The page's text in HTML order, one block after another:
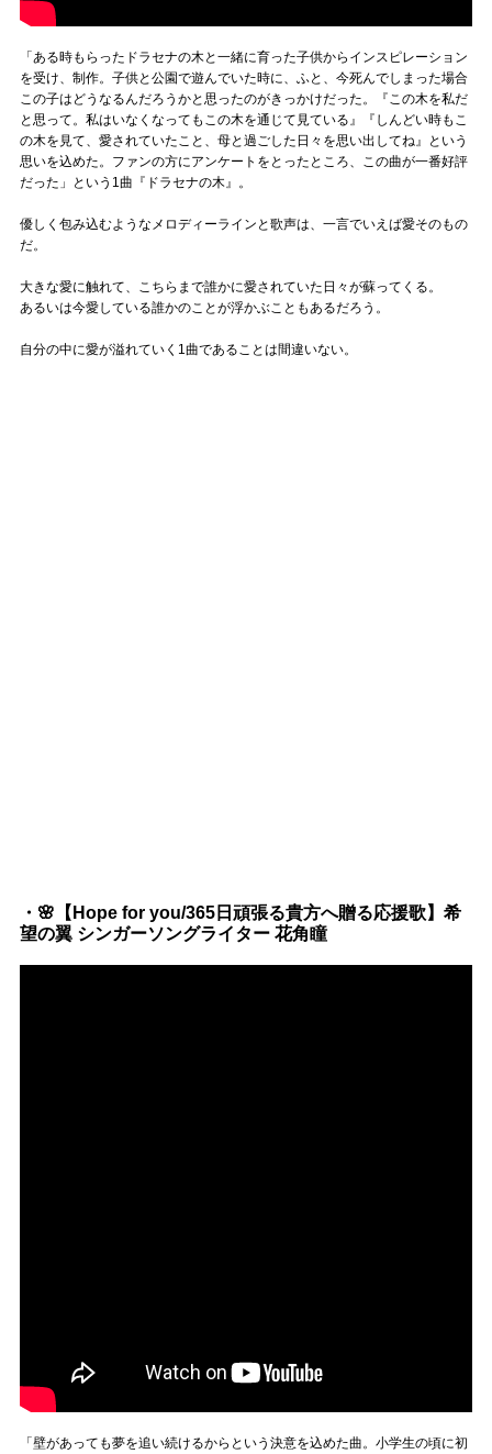
「ある時もらったドラセナの木と一緒に育った子供からインスピレーション
を受け、制作。子供と公園で遊んでいた時に、ふと、今死んでしまった場合
この子はどうなるんだろうかと思ったのがきっかけだった。『この木を私だ
と思って。私はいなくなってもこの木を通じて見ている』『しんどい時もこ
の木を見て、愛されていたこと、母と過ごした日々を思い出してね』という
思いを込めた。ファンの方にアンケートをとったところ、この曲が一番好評
だった」という1曲『ドラセナの木』。
優しく包み込むようなメロディーラインと歌声は、一言でいえば愛そのもの
だ。
大きな愛に触れて、こちらまで誰かに愛されていた日々が蘇ってくる。
あるいは今愛している誰かのことが浮かぶこともあるだろう。
自分の中に愛が溢れていく1曲であることは間違いない。
・🌸【Hope for you/365日頑張る貴方へ贈る応援歌】希
望の翼 シンガーソングライター 花角瞳
「壁があっても夢を追い続けるからという決意を込めた曲。小学生の頃に初